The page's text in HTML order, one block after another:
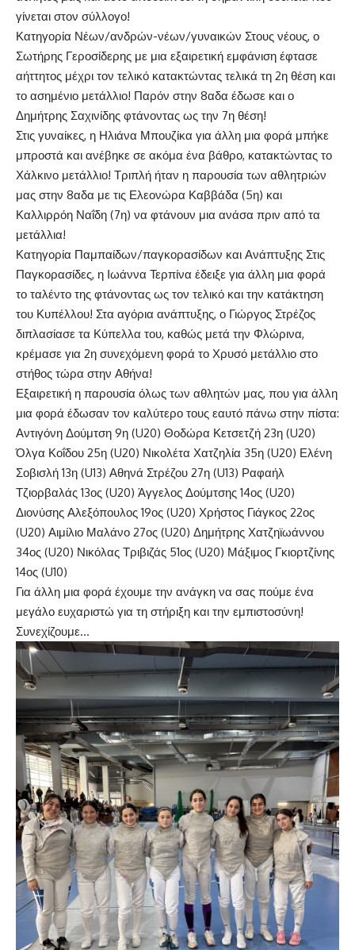
γίνεται στον σύλλογο!
Κατηγορία Νέων/ανδρών-νέων/γυναικών Στους νέους, ο
Σωτήρης Γεροσίδερης με μια εξαιρετική εμφάνιση έφτασε
αήττητος μέχρι τον τελικό κατακτώντας τελικά τη 2η θέση και
το ασημένιο μετάλλιο! Παρόν στην 8αδα έδωσε και ο
Δημήτρης Σαχινίδης φτάνοντας ως την 7η θέση!
Στις γυναίκες, η Ηλιάνα Μπουζίκα για άλλη μια φορά μπήκε
μπροστά και ανέβηκε σε ακόμα ένα βάθρο, κατακτώντας το
Χάλκινο μετάλλιο! Τριπλή ήταν η παρουσία των αθλητριών
μας στην 8αδα με τις Ελεονώρα Καββάδα (5η) και
Καλλιρρόη Ναΐδη (7η) να φτάνουν μια ανάσα πριν από τα
μετάλλια!
Κατηγορία Παμπαίδων/παγκορασίδων και Ανάπτυξης Στις
Παγκορασίδες, η Ιωάννα Τερπίνα έδειξε για άλλη μια φορά
το ταλέντο της φτάνοντας ως τον τελικό και την κατάκτηση
του Κυπέλλου! Στα αγόρια ανάπτυξης, ο Γιώργος Στρέζος
διπλασίασε τα Κύπελλα του, καθώς μετά την Φλώρινα,
κρέμασε για 2η συνεχόμενη φορά το Χρυσό μετάλλιο στο
στήθος τώρα στην Αθήνα!
Εξαιρετική η παρουσία όλως των αθλητών μας, που για άλλη
μια φορά έδωσαν τον καλύτερο τους εαυτό πάνω στην πίστα:
Αντιγόνη Δούμτση 9η (U20) Θοδώρα Κετσετζή 23η (U20)
Όλγα Κοΐδου 25η (U20) Νικολέτα Χατζηλία 35η (U20) Ελένη
Σοβισλή 13η (U13) Αθηνά Στρέζου 27η (U13) Ραφαήλ
Τζιορβαλάς 13ος (U20) Άγγελος Δούμτσης 14ος (U20)
Διονύσης Αλεξόπουλος 19ος (U20) Χρήστος Γιάγκος 22ος
(U20) Αιμίλιο Μαλάνο 27ος (U20) Δημήτρης Χατζηϊωάννου
34ος (U20) Νικόλας Τριβιζάς 51ος (U20) Μάξιμος Γκιορτζίνης
14ος (U10)
Για άλλη μια φορά έχουμε την ανάγκη να σας πούμε ένα
μεγάλο ευχαριστώ για τη στήριξη και την εμπιστοσύνη!
Συνεχίζουμε…